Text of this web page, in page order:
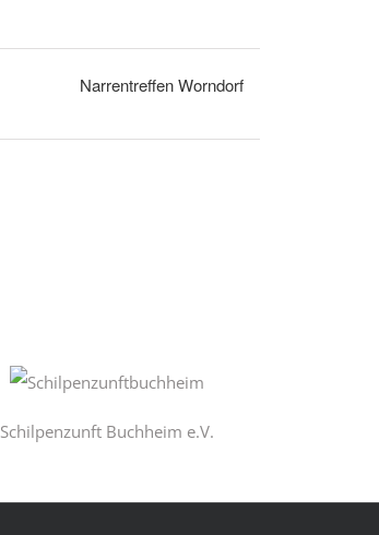
Narrentreffen Worndorf
Schilpenzunft Buchheim e.V.